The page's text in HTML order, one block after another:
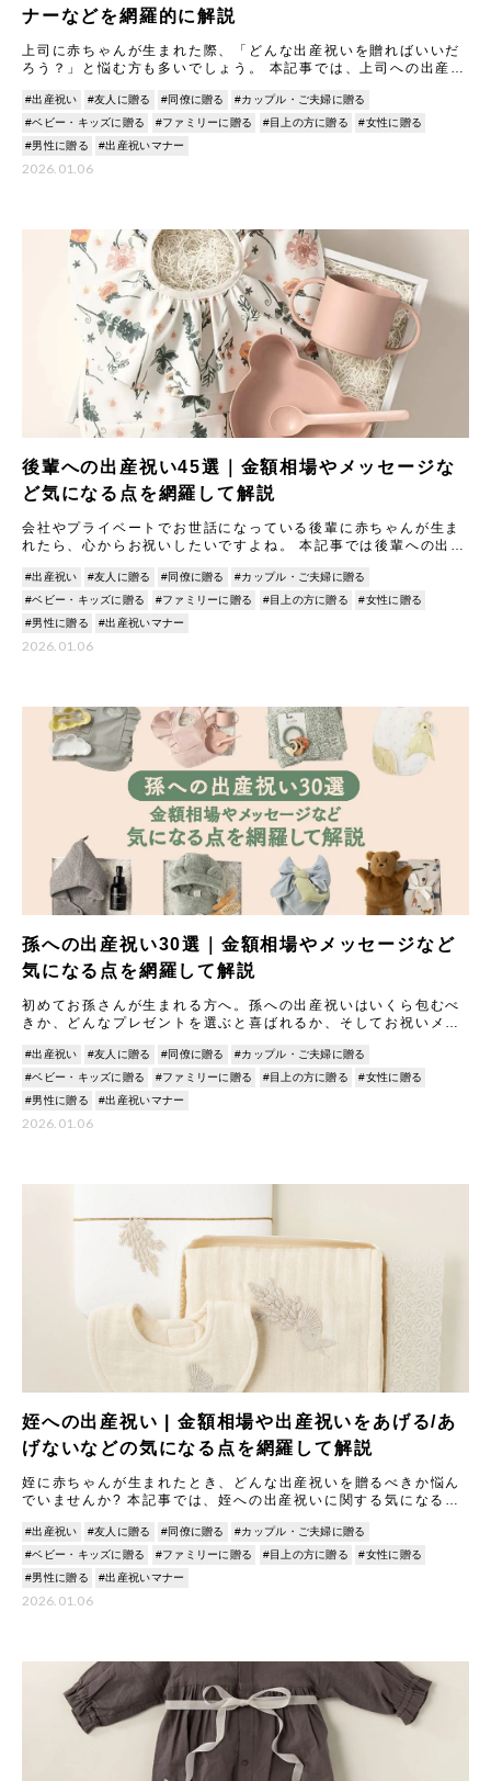
ナーなどを網羅的に解説
上司に赤ちゃんが生まれた際、「どんな出産祝いを贈ればいいだ
ろう？」と悩む方も多いでしょう。 本記事では、上司への出産祝
のポ
#出産祝い #友人に贈る #同僚に贈る
#カップル・ご夫婦に贈る
#ベビー・キッズに贈る
#ファミリーに贈る #目上の方に贈る
#女性に贈る
#男性に贈る
#出産祝いマナー
2026.01.06
後輩への出産祝い45選｜金額相場やメッセージな
ど気になる点を網羅して解説
会社やプライベートでお世話になっている後輩に赤ちゃんが生ま
れたら、心からお祝いしたいですよね。 本記事では後輩への出産
びの
#出産祝い #友人に贈る #同僚に贈る
#カップル・ご夫婦に贈る
#ベビー・キッズに贈る
#ファミリーに贈る #目上の方に贈る
#女性に贈る
#男性に贈る
#出産祝いマナー
2026.01.06
孫への出産祝い30選｜金額相場やメッセージなど
気になる点を網羅して解説
初めてお孫さんが生まれる方へ。孫への出産祝いはいくら包むべ
きか、どんなプレゼントを選ぶと喜ばれるか、そしてお祝いメッ
問
#出産祝い #友人に贈る #同僚に贈る
#カップル・ご夫婦に贈る
#ベビー・キッズに贈る
#ファミリーに贈る #目上の方に贈る
#女性に贈る
#男性に贈る
#出産祝いマナー
2026.01.06
姪への出産祝い | 金額相場や出産祝いをあげる/あ
げないなどの気になる点を網羅して解説
姪に赤ちゃんが生まれたとき、どんな出産祝いを贈るべきか悩ん
でいませんか? 本記事では、姪への出産祝いに関する気になるポ
も
#出産祝い #友人に贈る #同僚に贈る
#カップル・ご夫婦に贈る
#ベビー・キッズに贈る
#ファミリーに贈る #目上の方に贈る
#女性に贈る
#男性に贈る
#出産祝いマナー
2026.01.06